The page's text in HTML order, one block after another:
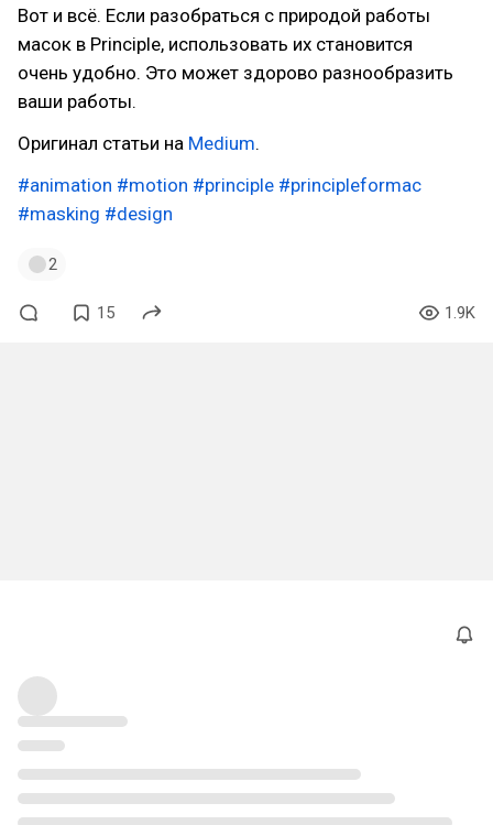
Вот и всё. Если разобраться с природой работы
масок в Principle, использовать их становится
очень удобно. Это может здорово разнообразить
ваши работы.
Оригинал статьи на Medium.
#animation #motion #principle #principleformac
#masking #design
2
15 1.9K